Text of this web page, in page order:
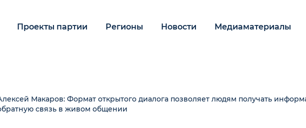
Проекты партии Регионы Новости Медиаматериалы
Макаров: Формат открытого диалога позволяет людям получать
связь в живом общении